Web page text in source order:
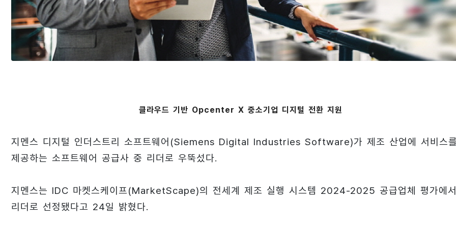
클라우드 기반 Opcenter X 중소기업 디지털 전환 지원
지멘스 디지털 인더스트리 소프트웨어(Siemens Digital Industries Software)가 제조 산업에 서비스
제공하는 소프트웨어 공급사 중 리더로 우뚝섰다.
지멘스는 IDC 마켓스케이프(MarketScape)의 전세계 제조 실행 시스템 2024-2025 공급업체 평가에
리더로 선정됐다고 24일 밝혔다.